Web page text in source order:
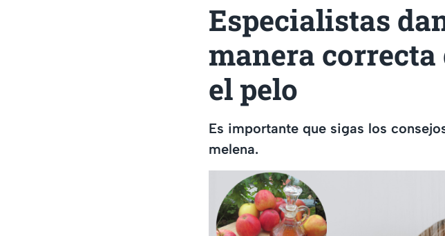
Especialistas
manera
el pelo
Es importante que sigas los
melena.